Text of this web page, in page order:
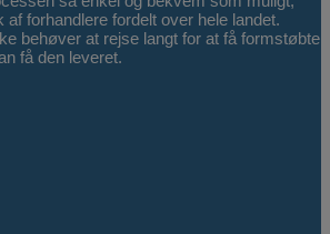
forhandlere fordelt over hele landet.
behøver at rejse langt for at få formstøbte
få den leveret.